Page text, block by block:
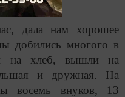
дала нам хорошее
добились многого в
на хлеб, вышли на
и дружная. На
восемь внуков, 13